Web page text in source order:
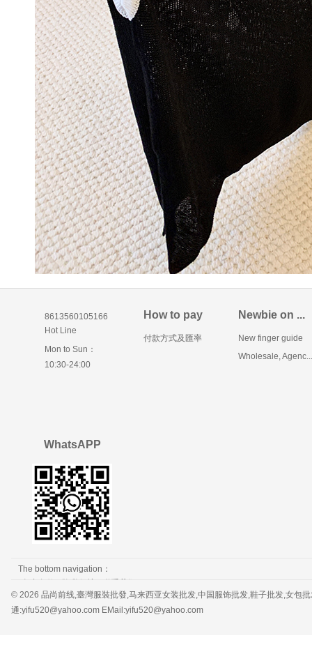
8613560105166
Hot Line
Mon to Sun：
10:30-24:00
How to pay
付款方式及匯率
Newbie on ...
New finger guide
Wholesale, Agenc...
WhatsAPP
The bottom navigation：
免责条款
隐私保护
联系我们
© 2026 品尚前线,臺灣服裝批發,马来西亚女装批发,中国服饰批发,鞋子批发,女
通:yifu520@yahoo.com EMail:yifu520@yahoo.com